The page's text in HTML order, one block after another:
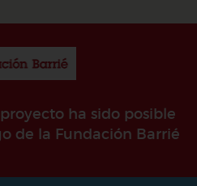
ha sido posible
de la Fundación Barrié